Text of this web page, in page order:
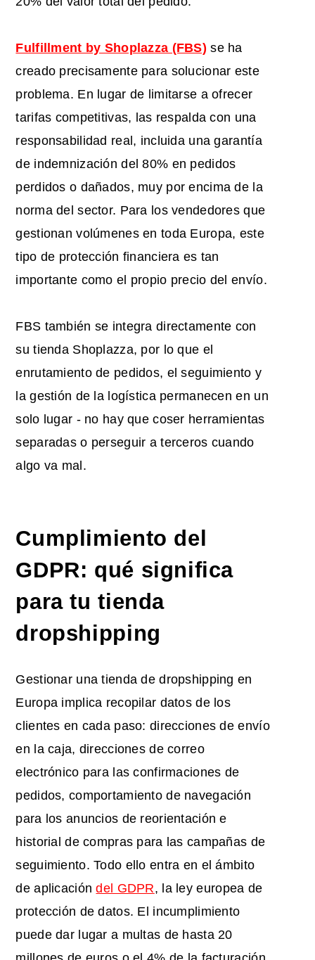
Fulfillment by Shoplazza (FBS) se ha
creado precisamente para solucionar este
problema. En lugar de limitarse a ofrecer
tarifas competitivas, las respalda con una
responsabilidad real, incluida una garantía
de indemnización del 80% en pedidos
perdidos o dañados, muy por encima de la
norma del sector. Para los vendedores que
gestionan volúmenes en toda Europa, este
tipo de protección financiera es tan
importante como el propio precio del envío.
FBS también se integra directamente con
su tienda Shoplazza, por lo que el
enrutamiento de pedidos, el seguimiento y
la gestión de la logística permanecen en un
solo lugar - no hay que coser herramientas
separadas o perseguir a terceros cuando
algo va mal.
Cumplimiento del
GDPR: qué significa
para tu tienda
dropshipping
Gestionar una tienda de dropshipping en
Europa implica recopilar datos de los
clientes en cada paso: direcciones de envío
en la caja, direcciones de correo
electrónico para las confirmaciones de
pedidos, comportamiento de navegación
para los anuncios de reorientación e
historial de compras para las campañas de
seguimiento. Todo ello entra en el ámbito
de aplicacióndel GDPR, la ley europea de
protección de datos. El incumplimiento
puede dar lugar a multas de hasta 20